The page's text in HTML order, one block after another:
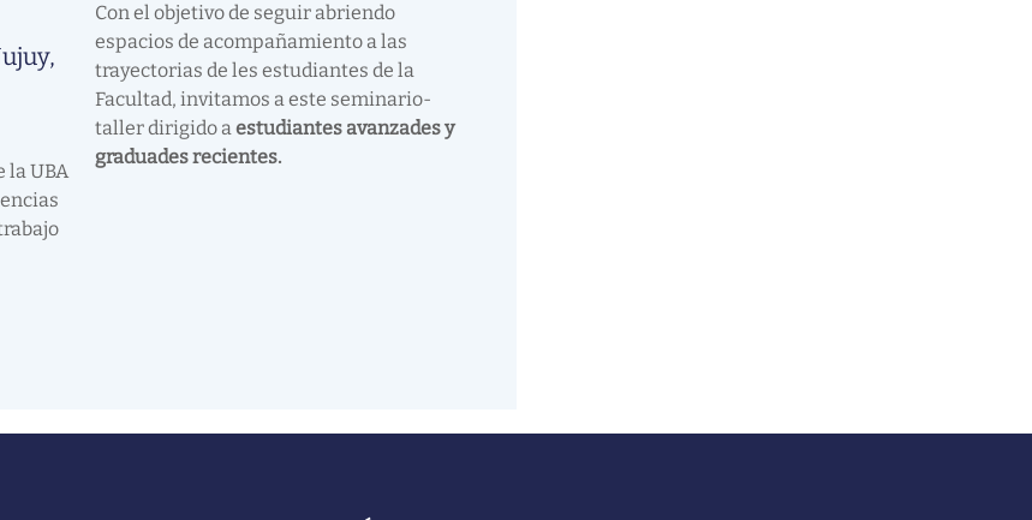
la UBA
Con el objetivo de seguir abriendo
espacios de acompañamiento a las
trayectorias de les estudiantes de la
Facultad, invitamos a este seminario-
taller dirigido aestudiantes avanzades y
graduades recientes.